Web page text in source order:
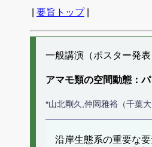
要旨トップ|
一般講演（ポスター発
アマモ類の空間動態：
*山北剛久,仲岡雅裕（千葉大
沿岸生態系の重要な